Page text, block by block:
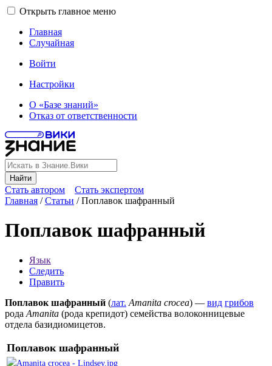
Открыть главное меню
Главная
Случайная
Войти
Настройки
О «Базе знаний»
Отказ от ответственности
Найти
Стать автором
Стать экспертом
Главная /Статьи /Поплавок шафранный
Поплавок шафранный
Язык
Следить
Править
Поплавок шафранный (лат. Amanita crocea) — вид грибов
рода Amanita (рода крепидот) семейства волоконницевые
отдела базидиомицетов.
Поплавок шафранный